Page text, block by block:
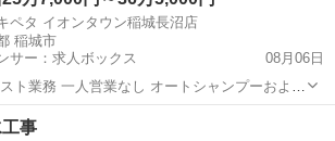
ペタ イオンタウン稲城長沼店
稲城市
サー：求人ボックス
08月06日
ト業務 一人営業なし オートシャンプーおよび
業務の変更の範囲:変更なし ・就業場所の変
験・資格】<応募要件> 美容師免許 シャンプ
工事